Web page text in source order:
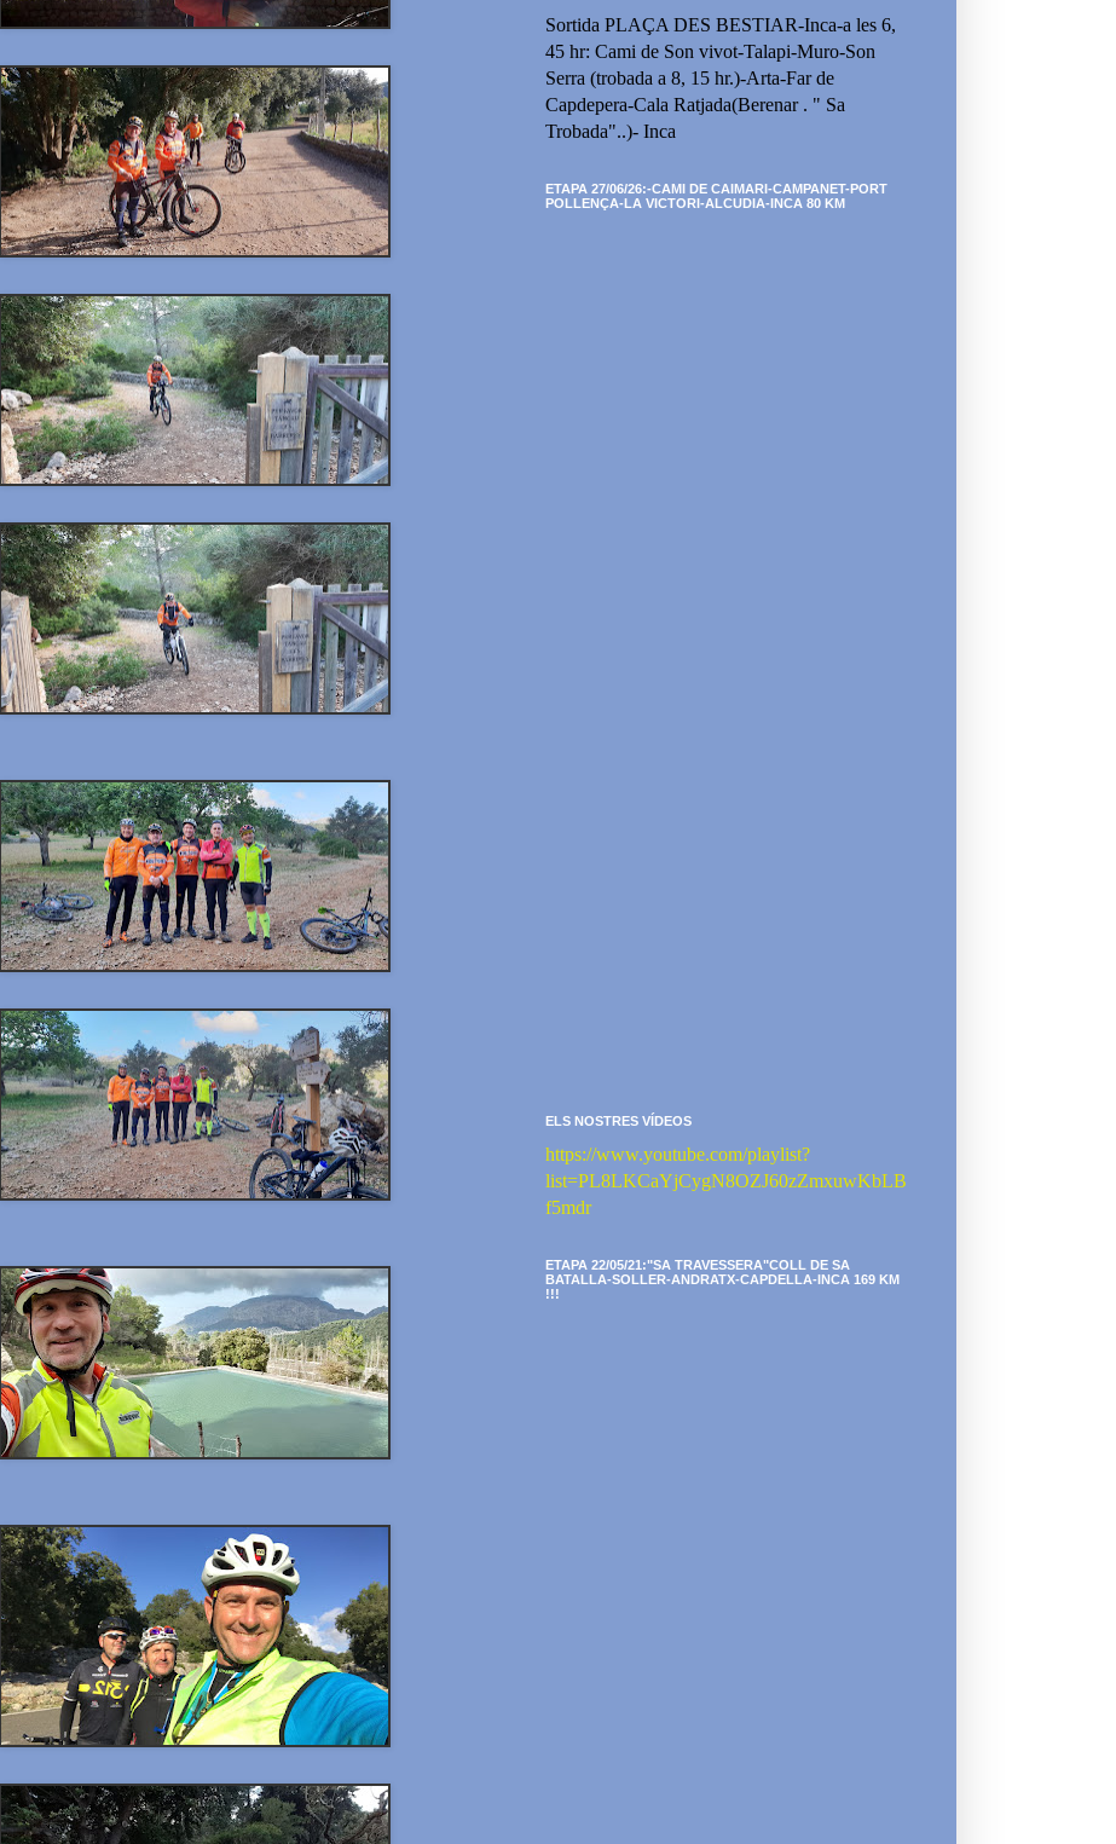
Sortida PLAÇA DES BESTIAR-Inca-a les 6,
45 hr: Cami de Son vivot-Talapi-Muro-Son
Serra (trobada a 8, 15 hr.)-Arta-Far de
Capdepera-Cala Ratjada(Berenar . " Sa
Trobada"..)- Inca
ETAPA 27/06/26:-CAMI DE CAIMARI-CAMPANET-PORT
POLLENÇA-LA VICTORI-ALCUDIA-INCA 80 KM
ELS NOSTRES VÍDEOS
https://www.youtube.com/playlist?
list=PL8LKCaYjCygN8OZJ60zZmxuwKbLB
f5mdr
ETAPA 22/05/21:"SA TRAVESSERA"COLL DE SA
BATALLA-SOLLER-ANDRATX-CAPDELLA-INCA 169 KM
!!!